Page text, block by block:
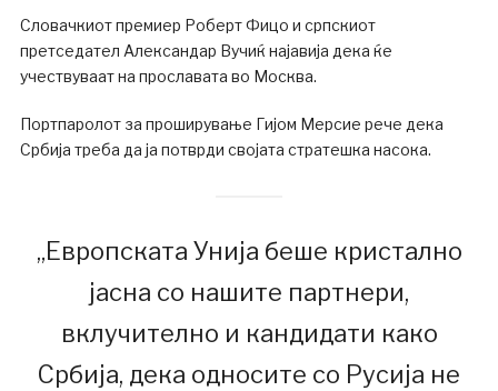
Словачкиот премиер Роберт Фицо и српскиот
претседател Александар Вучиќ најавија дека ќе
учествуваат на прославата во Москва.
Портпаролот за проширување Гијом Мерсие рече дека
Србија треба да ја потврди својата стратешка насока.
„Европската Унија беше кристално
јасна со нашите партнери,
вклучително и кандидати како
Србија, дека односите со Русија не